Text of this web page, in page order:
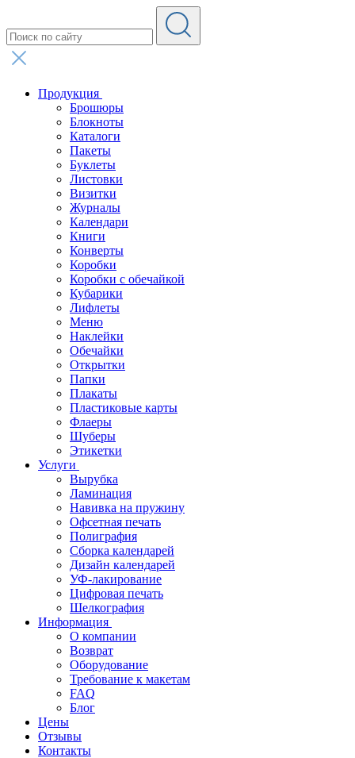
Продукция
Брошюры
Блокноты
Каталоги
Пакеты
Буклеты
Листовки
Визитки
Журналы
Календари
Книги
Конверты
Коробки
Коробки с обечайкой
Кубарики
Лифлеты
Меню
Наклейки
Обечайки
Открытки
Папки
Плакаты
Пластиковые карты
Флаеры
Шуберы
Этикетки
Услуги
Вырубка
Ламинация
Навивка на пружину
Офсетная печать
Полиграфия
Сборка календарей
Дизайн календарей
УФ-лакирование
Цифровая печать
Шелкография
Информация
О компании
Возврат
Оборудование
Требование к макетам
FAQ
Блог
Цены
Отзывы
Контакты